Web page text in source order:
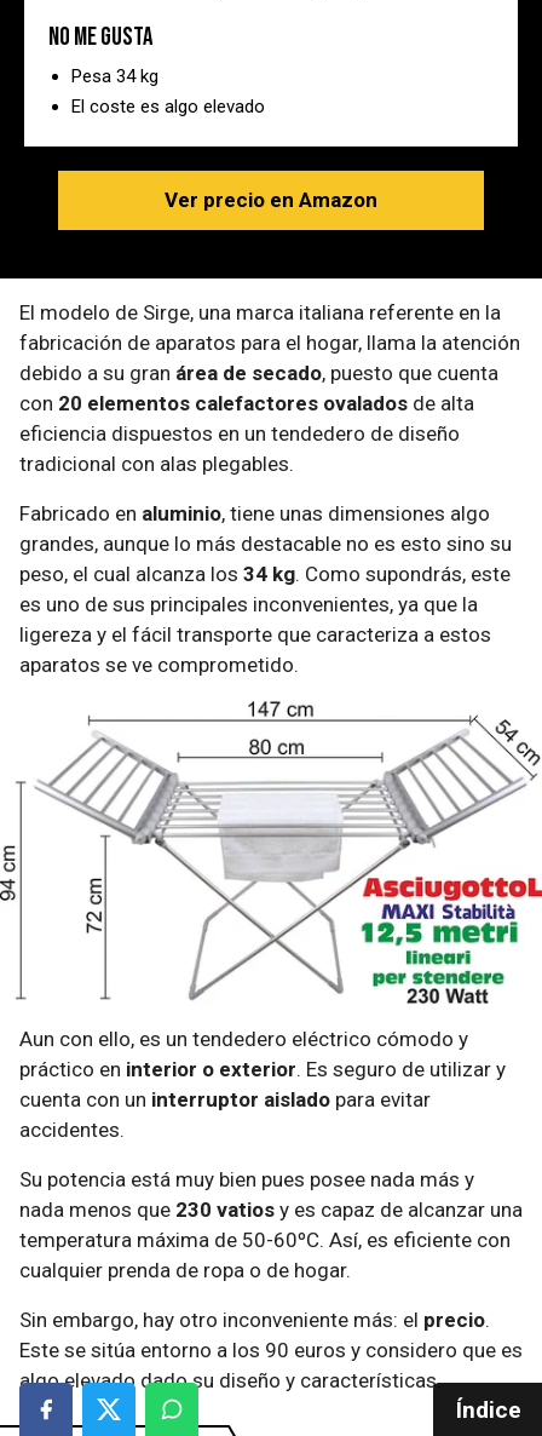
No me gusta
Pesa 34 kg
El coste es algo elevado
Ver precio en Amazon
El modelo de Sirge, una marca italiana referente en la
fabricación de aparatos para el hogar, llama la atención
debido a su gran área de secado, puesto que cuenta
con 20 elementos calefactores ovalados de alta
eficiencia dispuestos en un tendedero de diseño
tradicional con alas plegables.
Fabricado en aluminio, tiene unas dimensiones algo
grandes, aunque lo más destacable no es esto sino su
peso, el cual alcanza los 34 kg. Como supondrás, este
es uno de sus principales inconvenientes, ya que la
ligereza y el fácil transporte que caracteriza a estos
aparatos se ve comprometido.
Aun con ello, es un tendedero eléctrico cómodo y
práctico en interior o exterior. Es seguro de utilizar y
cuenta con un interruptor aislado para evitar
accidentes.
Su potencia está muy bien pues posee nada más y
nada menos que 230 vatios y es capaz de alcanzar una
temperatura máxima de 50-60ºC. Así, es eficiente con
cualquier prenda de ropa o de hogar.
Sin embargo, hay otro inconveniente más: el precio.
Este se sitúa entorno a los 90 euros y considero que es
algo elevado dado su diseño y características.
Índice